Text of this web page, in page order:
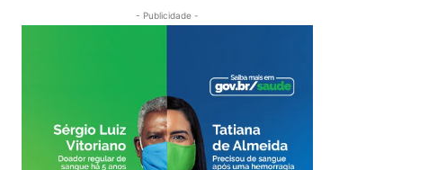
- Publicidade -